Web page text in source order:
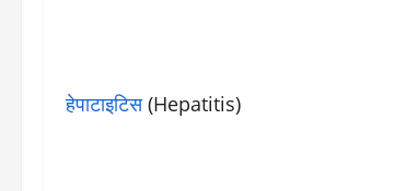
हेपाटाइटिस(Hepatitis)